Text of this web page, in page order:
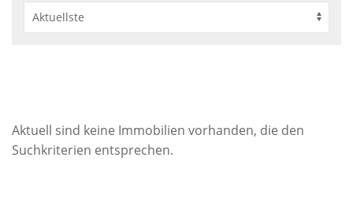
Aktuell sind keine Immobilien vorhanden, die den
Suchkriterien entsprechen.